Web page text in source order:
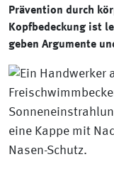
Prävention durch
Kopfbedeckung ist
geben Argumente